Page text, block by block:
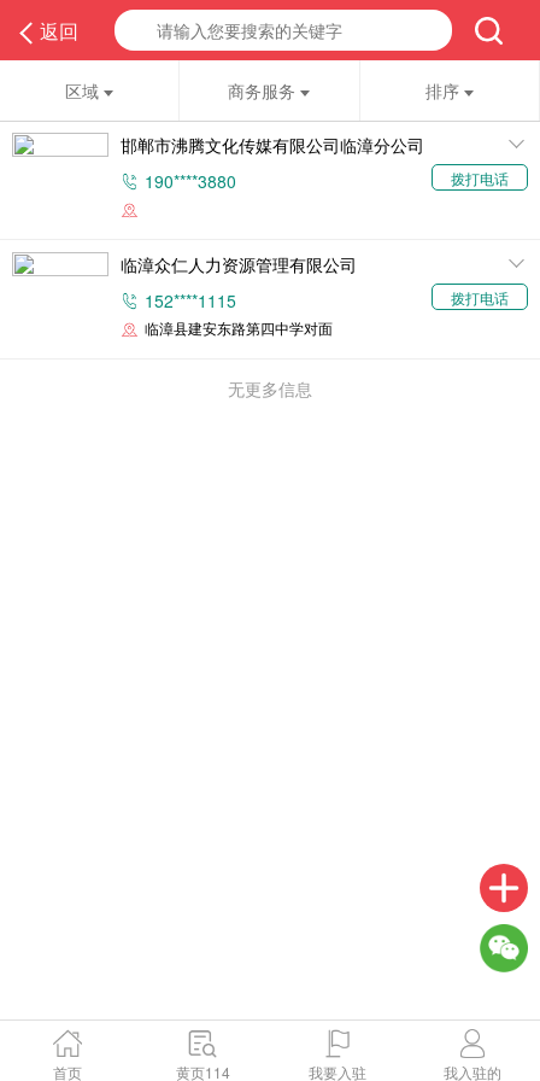
返回
区域 商务服务 排序
邯郸市沸腾文化传媒有限公司临漳分公司
190****3880
拨打电话
临漳众仁人力资源管理有限公司
152****1115
拨打电话
临漳县建安东路第四中学对面
无更多信息
首页 黄页114 我要入驻 我入驻的